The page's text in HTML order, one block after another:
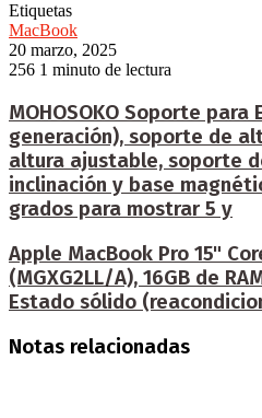
Etiquetas
MacBook
20 marzo, 2025
256 1 minuto de lectura
MOHOSOKO Soporte para
generación), soporte de
altura ajustable, soporte
inclinación y base
grados para mostrar 5 y
Apple MacBook Pro 15"
(MGXG2LL/A), 16GB de
Estado sólido
Notas relacionadas